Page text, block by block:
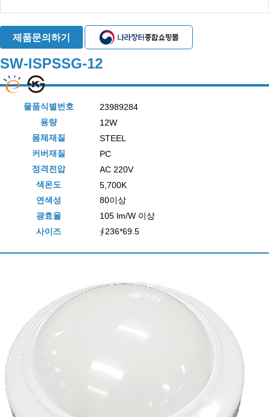
제품문의하기
SW-ISPSSG-12
물품식별번호
23989284
용량
12W
몸체재질
STEEL
커버재질
PC
정격전압
AC 220V
색온도
5,700K
연색성
80이상
광효율
105 lm/W 이상
사이즈
∮236*69.5